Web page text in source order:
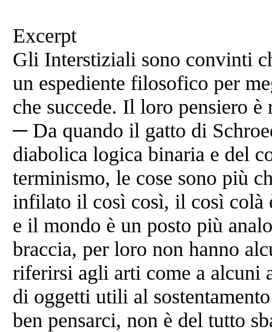
Excerpt
Gli Interstiziali sono convinti
un espediente filosofico per
che succede. Il loro pensiero è
─ Da quando il gatto di
diabolica logica binaria e del
terminismo, le cose sono più
infilato il così così, il così colà
e il mondo è un posto più
braccia, per loro non hanno
riferirsi agli arti come a alcuni
di oggetti utili al
ben pensarci, non è del tutto